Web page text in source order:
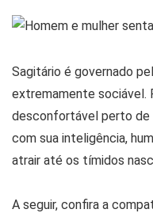
Sagitário é governado
extremamente sociável.
desconfortável perto de
com sua inteligência,
atrair até os tímidos
A seguir, confira a